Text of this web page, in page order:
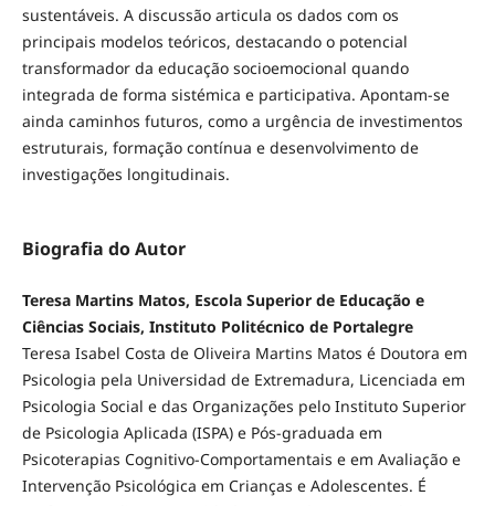
sustentáveis. A discussão articula os dados com os
principais modelos teóricos, destacando o potencial
transformador da educação socioemocional quando
integrada de forma sistémica e participativa. Apontam-se
ainda caminhos futuros, como a urgência de investimentos
estruturais, formação contínua e desenvolvimento de
investigações longitudinais.
Biografia do Autor
Teresa Martins Matos, Escola Superior de Educação e
Ciências Sociais, Instituto Politécnico de Portalegre
Teresa Isabel Costa de Oliveira Martins Matos é Doutora em
Psicologia pela Universidad de Extremadura, Licenciada em
Psicologia Social e das Organizações pelo Instituto Superior
de Psicologia Aplicada (ISPA) e Pós-graduada em
Psicoterapias Cognitivo-Comportamentais e em Avaliação e
Intervenção Psicológica em Crianças e Adolescentes. É